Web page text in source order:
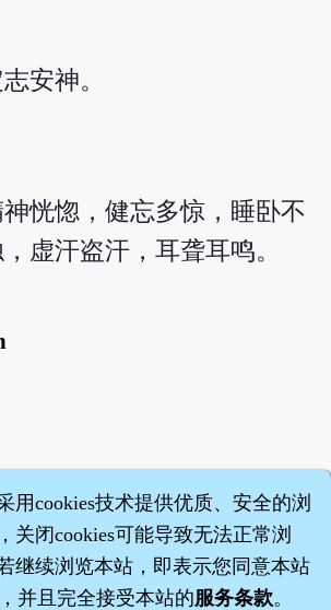
安神。
恍惚，健忘多惊，睡卧不
虚汗盗汗，耳聋耳鸣。
用cookies技术提供优质、安全的浏
关闭cookies可能导致无法正常浏
继续浏览本站，即表示您同意本站
并且完全接受本站的服务条款。